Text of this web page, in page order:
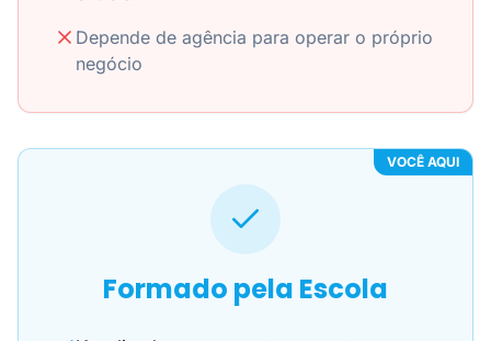
Depende de agência para operar o próprio
negócio
VOCÊ AQUI
Formado pela Escola